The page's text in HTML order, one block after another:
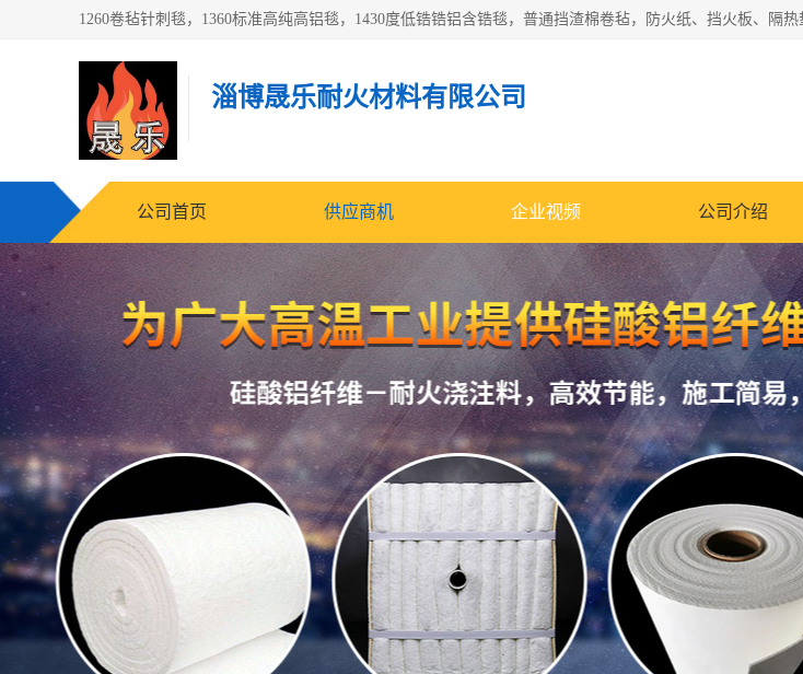
淄博晟乐耐火材料有限公司
公司首页 供应商机 企业视频 公司介绍